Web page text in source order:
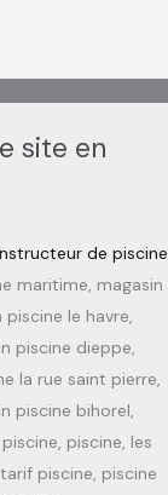
site en
de piscine
maritime, magasin
le havre,
piscine dieppe,
la rue saint pierre,
piscine bihorel,
piscine, les
piscine, piscine